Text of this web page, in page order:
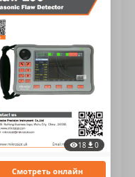
18 0
Смотреть онлайн